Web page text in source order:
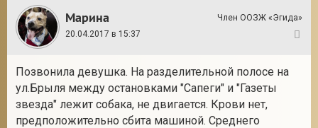
Марина
Член ООЗЖ «Эгида»
20.04.2017 в 15:37
Позвонила девушка. На разделительной полосе на
ул.Брыля между остановками "Сапеги" и "Газеты
звезда" лежит собака, не двигается. Крови нет,
предположительно сбита машиной. Среднего